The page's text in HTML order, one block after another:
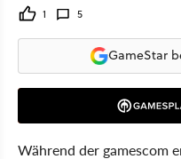
1 5
GameStar
Während der gamescom